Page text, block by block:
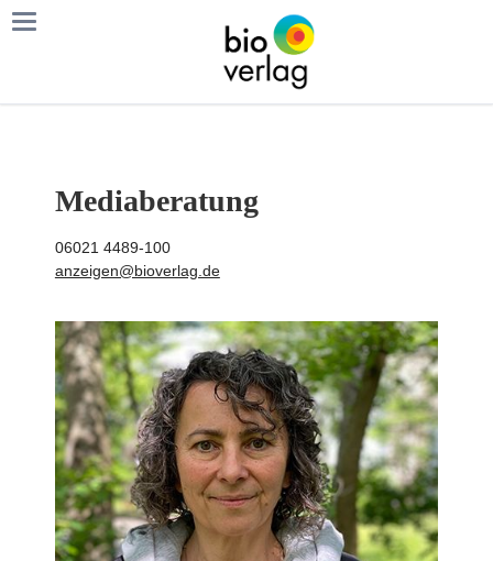
Mediaberatung
06021 4489-100
anzeigen@bioverlag.de